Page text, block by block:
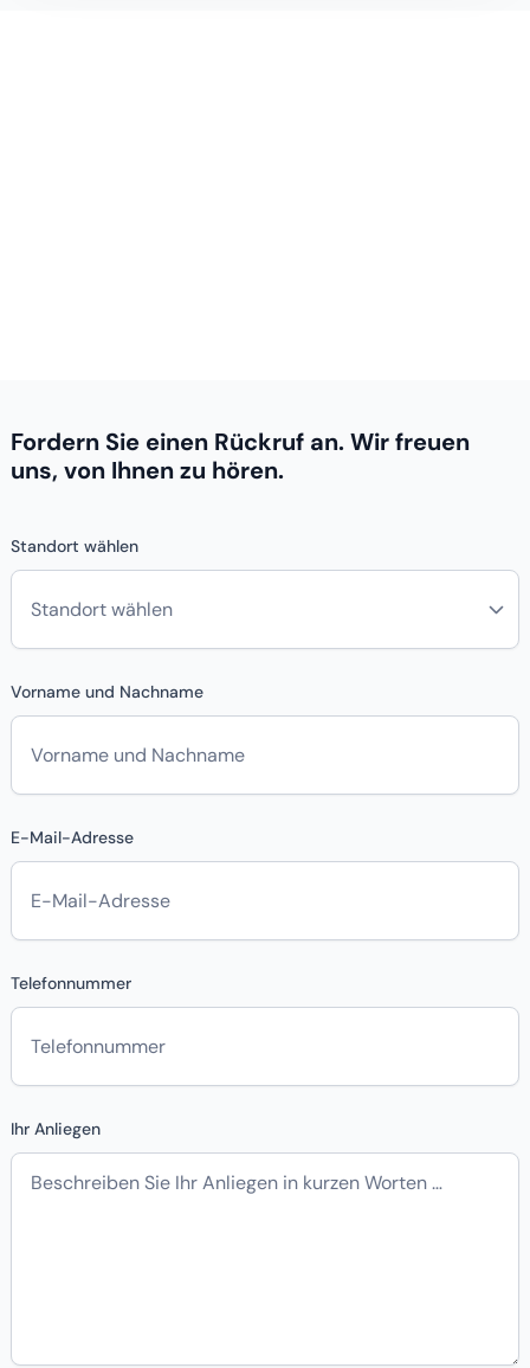
Fordern Sie einen Rückruf an. Wir freuen
uns, von Ihnen zu hören.
Standort wählen
Vorname und Nachname
E-Mail-Adresse
Telefonnummer
Ihr Anliegen